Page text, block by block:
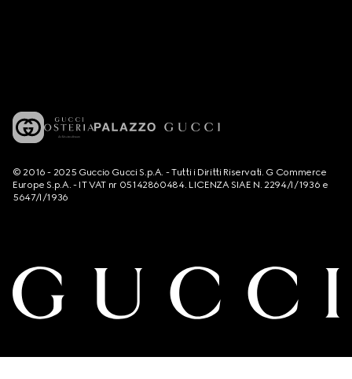
© 2016 - 2025 Guccio Gucci S.p.A. - Tutti i Diritti Riservati. G Commerce
Europe S.p.A. - IT VAT nr 05142860484. LICENZA SIAE N. 2294/I/1936 e
5647/I/1936